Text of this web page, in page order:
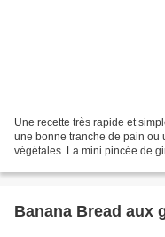
Une recette très rapide et
une bonne tranche de pain ou
végétales. La mini pincée de
Banana Bread aux